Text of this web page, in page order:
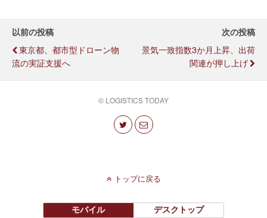
以前の投稿
東京都、都市型ドローン物
流の実証支援へ
次の投稿
景気一致指数3か月上昇、出荷
関連が押し上げ
© LOGISTICS TODAY
トップに戻る
モバイル デスクトップ